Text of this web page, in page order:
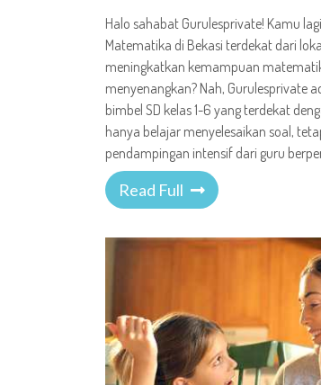
Halo sahabat Gurulesprivate! Kamu
Matematika di Bekasi terdekat dari
meningkatkan kemampuan
menyenangkan? Nah, Gurulesprivate
bimbel SD kelas 1-6 yang terdekat
hanya belajar menyelesaikan soal,
pendampingan intensif dari guru
Read Full